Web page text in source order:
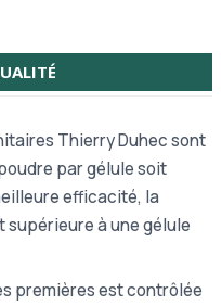
Thierry Duhec sont
par gélule soit
efficacité, la
à une gélule
premières est contrôlée